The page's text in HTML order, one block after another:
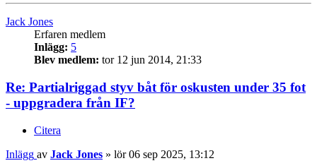
Jack Jones
Erfaren medlem
Inlägg: 5
Blev medlem: tor 12 jun 2014, 21:33
Re: Partialriggad styv båt för oskusten under 35 fot
- uppgradera från IF?
Citera
Inlägg av Jack Jones » lör 06 sep 2025, 13:12